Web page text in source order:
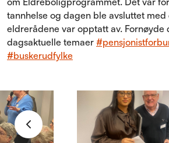
tannhelse og dagen ble avsluttet med
eldrerådene var opptatt av. Fornøyde
dagsaktuelle temaer
#buskerudfylke